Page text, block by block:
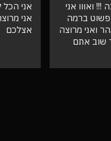
ואווו אני
פשוט ברמה
ואני מרוצה
שוב אתם
אני הכל
אני
אצלכם